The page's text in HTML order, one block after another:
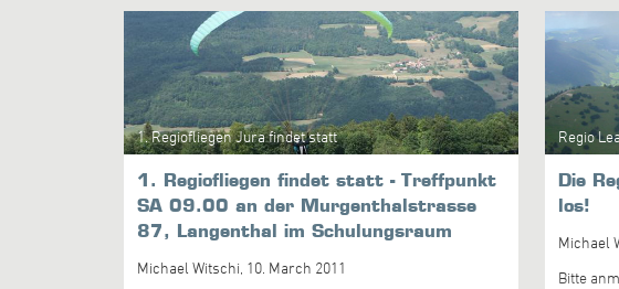
den Suchet bringen, danach wird er andernots
verwendet. Also bitte pünktlich erscheinen.
1. Regiofliegen Jura findet statt
1. Regiofliegen findet statt - Treffpunkt
SA 09.00 an der Murgenthalstrasse
87, Langenthal im Schulungsraum
Michael Witschi, 10. March 2011
Regio
Die
los!
Michael
Bitte